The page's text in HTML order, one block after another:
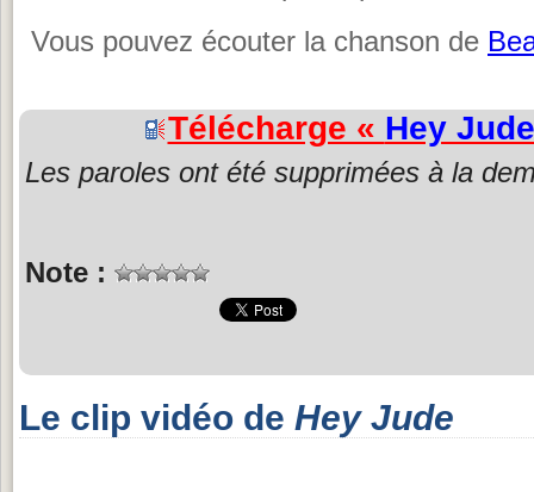
Vous pouvez écouter la chanson de
Télécharge « Hey Jude
Les paroles ont été supprimées à la
Note :
Le clip vidéo de Hey Jude